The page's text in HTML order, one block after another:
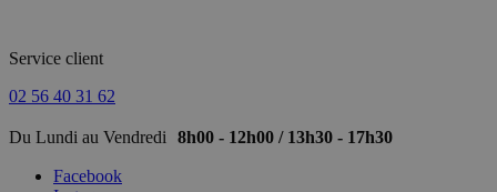
Service client
02 56 40 31 62
Du Lundi au Vendredi 8h00 - 12h00 / 13h30 - 17h30
Facebook